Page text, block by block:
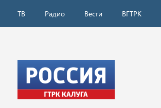
ТВ Радио Вести ВГТРК